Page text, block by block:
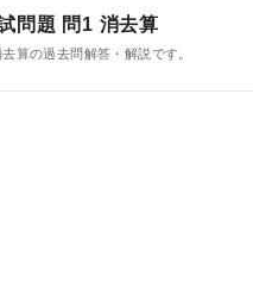
問題 問1 消去算
算の過去問解答・解説です。